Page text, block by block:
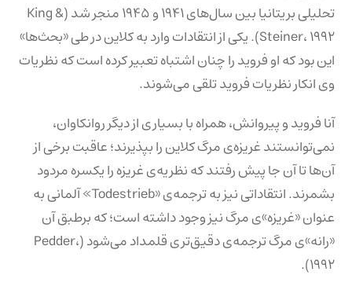
تحلیلی بریتانیا بین سال‌های ۱۹۴۱ و ۱۹۴۵ منجر شد (King &
Steiner، ۱۹۹۲). یکی از انتقادات وارد به کلاین در طی «بحث‌ها»
این بود که او فروید را چنان اشتباه تعبیر کرده است که نظریات
وی انکار نظریات فروید تلقی می‌شوند.
آنا فروید و پیروانش، همراه با بسیاری از دیگر روانکاوان،
نمی‌توانستند غریزه‌ی مرگ کلاین را بپذیرند؛ عاقبت برخی از
آن‌ها تا آن جا پیش رفتند که نظریه‌ی غریزه را یکسره مردود
بشمرند. انتقاداتی نیز به ترجمه‌ی «Todestrieb» آلمانی به
عنوان «غریزه»‌ی مرگ نیز وجود داشته است؛ که برطبق آن
«رانه»‌ی مرگ ترجمه‌ی دقیق‌تری قلمداد می‌شود (Pedder،
۱۹۹۲).